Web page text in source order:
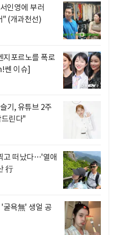
인영에 부러
" (개과천선)
지포르노를 폭로
쎈 이슈]
기, 유튜브 2주
린다"
고 떠났다…'열애
行
'굴욕無' 생얼 공